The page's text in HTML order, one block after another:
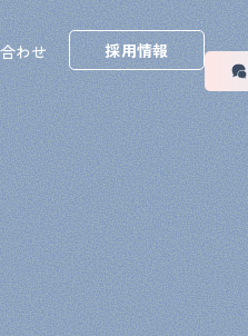
わせ 採用情報